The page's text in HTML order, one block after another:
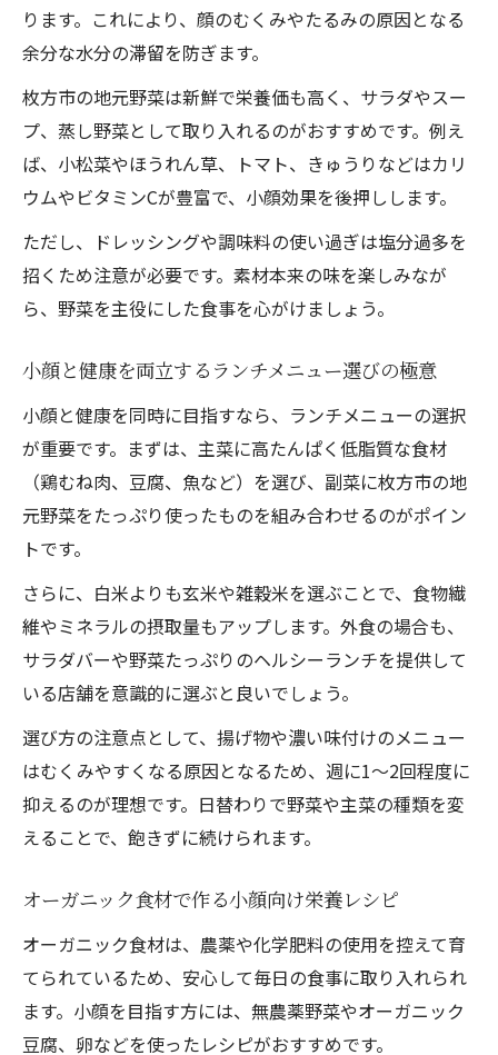
ります。これにより、顔のむくみやたるみの原因となる
余分な水分の滞留を防ぎます。
枚方市の地元野菜は新鮮で栄養価も高く、サラダやスー
プ、蒸し野菜として取り入れるのがおすすめです。例え
ば、小松菜やほうれん草、トマト、きゅうりなどはカリ
ウムやビタミンCが豊富で、小顔効果を後押しします。
ただし、ドレッシングや調味料の使い過ぎは塩分過多を
招くため注意が必要です。素材本来の味を楽しみなが
ら、野菜を主役にした食事を心がけましょう。
小顔と健康を両立するランチメニュー選びの極意
小顔と健康を同時に目指すなら、ランチメニューの選択
が重要です。まずは、主菜に高たんぱく低脂質な食材
（鶏むね肉、豆腐、魚など）を選び、副菜に枚方市の地
元野菜をたっぷり使ったものを組み合わせるのがポイン
トです。
さらに、白米よりも玄米や雑穀米を選ぶことで、食物繊
維やミネラルの摂取量もアップします。外食の場合も、
サラダバーや野菜たっぷりのヘルシーランチを提供して
いる店舗を意識的に選ぶと良いでしょう。
選び方の注意点として、揚げ物や濃い味付けのメニュー
はむくみやすくなる原因となるため、週に1～2回程度に
抑えるのが理想です。日替わりで野菜や主菜の種類を変
えることで、飽きずに続けられます。
オーガニック食材で作る小顔向け栄養レシピ
オーガニック食材は、農薬や化学肥料の使用を控えて育
てられているため、安心して毎日の食事に取り入れられ
ます。小顔を目指す方には、無農薬野菜やオーガニック
豆腐、卵などを使ったレシピがおすすめです。